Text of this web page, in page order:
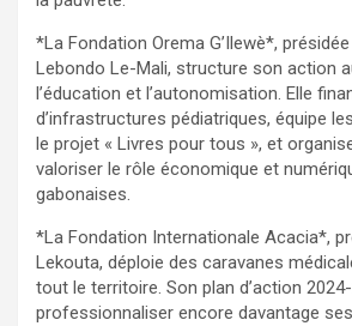
*La Fondation Orema G’Ilewè*,
Lebondo Le-Mali, structure son action
l’éducation et l’autonomisation. Elle
d’infrastructures pédiatriques, équipe
le projet « Livres pour tous », et
valoriser le rôle économique et
gabonaises.
*La Fondation Internationale Acacia*,
Lekouta, déploie des caravanes
tout le territoire. Son plan d’action
professionnaliser encore davantage